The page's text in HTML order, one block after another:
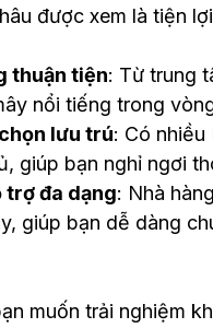
được xem là tiện
thuận tiện: Từ trung
nổi tiếng trong
lưu trú: Có
giúp bạn nghỉ ngơi
trợ đa dạng: Nhà
giúp bạn dễ dàng
muốn trải nghiệm